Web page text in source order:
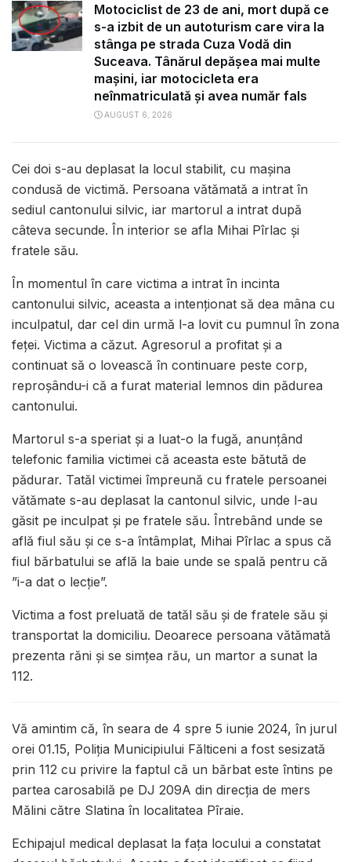
Motociclist de 23 de ani, mort după ce
s-a izbit de un autoturism care vira la
stânga pe strada Cuza Vodă din
Suceava. Tânărul depășea mai multe
mașini, iar motocicleta era
neînmatriculată și avea număr fals
AUGUST 6, 2026
Cei doi s-au deplasat la locul stabilit, cu mașina
condusă de victimă. Persoana vătămată a intrat în
sediul cantonului silvic, iar martorul a intrat după
câteva secunde. În interior se afla Mihai Pîrlac și
fratele său.
În momentul în care victima a intrat în incinta
cantonului silvic, aceasta a intenționat să dea mâna cu
inculpatul, dar cel din urmă l-a lovit cu pumnul în zona
feței. Victima a căzut. Agresorul a profitat și a
continuat să o lovească în continuare peste corp,
reproșându-i că a furat material lemnos din pădurea
cantonului.
Martorul s-a speriat și a luat-o la fugă, anunțând
telefonic familia victimei că aceasta este bătută de
pădurar. Tatăl victimei împreună cu fratele persoanei
vătămate s-au deplasat la cantonul silvic, unde l-au
găsit pe inculpat și pe fratele său. Întrebând unde se
află fiul său și ce s-a întâmplat, Mihai Pîrlac a spus că
fiul bărbatului se află la baie unde se spală pentru că
”i-a dat o lecție”.
Victima a fost preluată de tatăl său și de fratele său și
transportat la domiciliu. Deoarece persoana vătămată
prezenta răni și se simțea rău, un martor a sunat la
112.
Vă amintim că, în seara de 4 spre 5 iunie 2024, în jurul
orei 01.15, Poliția Municipiului Fălticeni a fost sesizată
prin 112 cu privire la faptul că un bărbat este întins pe
partea carosabilă pe DJ 209A din direcția de mers
Mălini către Slatina în localitatea Pîraie.
Echipajul medical deplasat la fața locului a constatat